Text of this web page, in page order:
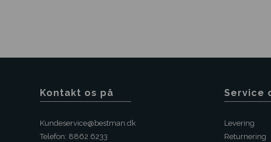
Kontakt os på
Kundeservice@bestman.dk
Telefon: 8862 6233
Service
Levering
Returnering